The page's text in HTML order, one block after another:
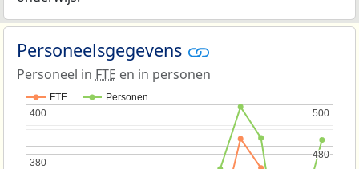
Personeelsgegevens
Personeel in FTE en in personen
FTE Personen
380
380
400
400
480
480
500
500